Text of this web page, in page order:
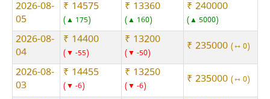
2026-08-
05
₹ 14575
▲ 175
₹ 13360
▲ 160
₹ 240000
▲ 5000
2026-08-
04
₹ 14400
▼ -55
₹ 13200
▼ -50 ₹ 235000 ⇿ 0
2026-08-
03
₹ 14455
▼ -6
₹ 13250
▼ -6 ₹ 235000 ⇿ 0